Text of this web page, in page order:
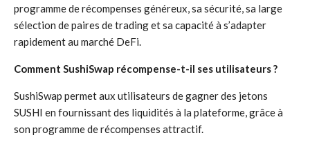
programme de récompenses généreux, sa sécurité, sa large
sélection de paires de trading et sa capacité à s’adapter
rapidement au marché DeFi.
Comment SushiSwap récompense-t-il ses utilisateurs ?
SushiSwap permet aux utilisateurs de gagner des jetons
SUSHI en fournissant des liquidités à la plateforme, grâce à
son programme de récompenses attractif.